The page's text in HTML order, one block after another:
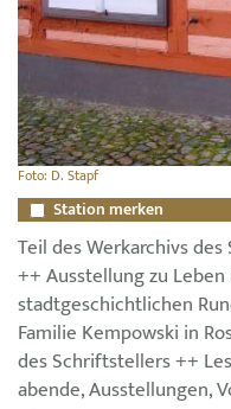
Foto: D. Stapf
Station merken
Teil des Werkarchivs
++ Ausstellung zu
stadtgeschichtlichen
Familie Kempowski in
des Schriftstellers ++
abende, Ausstellungen,